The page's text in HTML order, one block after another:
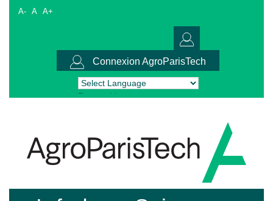
A- A A+
Connexion AgroParisTech
Powered by Translate